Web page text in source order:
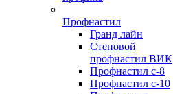
Профнастил
Гранд лайн
Стеновой
профнастил ВИК
Профнастил с-8
Профнастил с-10